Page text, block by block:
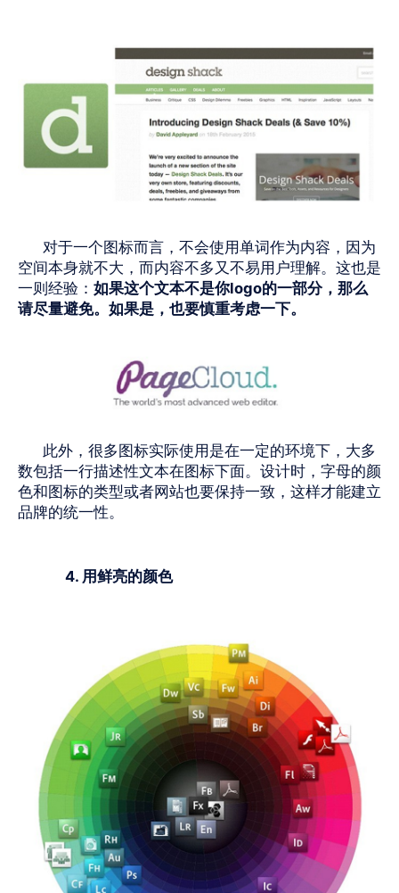
对于一个图标而言，不会使用单词作为内容，因为
空间本身就不大，而内容不多又不易用户理解。这也是
一则经验： 如果这个文本不是你logo的一部分，那么
请尽量避免。如果是，也要慎重考虑一下。
此外，很多图标实际使用是在一定的环境下，大多
数包括一行描述性文本在图标下面。设计时，字母的颜
色和图标的类型或者网站也要保持一致，这样才能建立
品牌的统一性。
4. 用鲜亮的颜色